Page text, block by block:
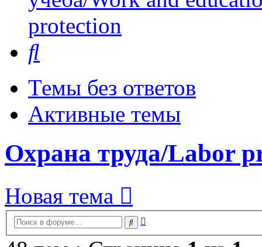
protection
Темы без ответов
Активные темы
Охрана труда/Labor
Новая тема
Поиск